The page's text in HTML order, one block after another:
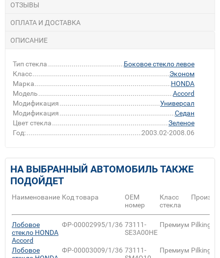
ОТЗЫВЫ
ОПЛАТА И ДОСТАВКА
ОПИСАНИЕ
Тип стекла
Боковое стекло левое
Класс
Эконом
Марка
HONDA
Модель
Accord
Модификация
Универсал
Модификация
Седан
Цвет стекла
Зеленое
Год:
2003.02-2008.06
НА ВЫБРАННЫЙ АВТОМОБИЛЬ ТАКЖЕ
ПОДОЙДЕТ
Наименование Код товара
ОЕМ
номер
Класс
стекла
Лобовое
стекло HONDA
Accord
ФР-00002995/1/36 73111-
SE3A00HE
Премиум
Лобовое
ФР-00003009/1/36 73111-
Премиум